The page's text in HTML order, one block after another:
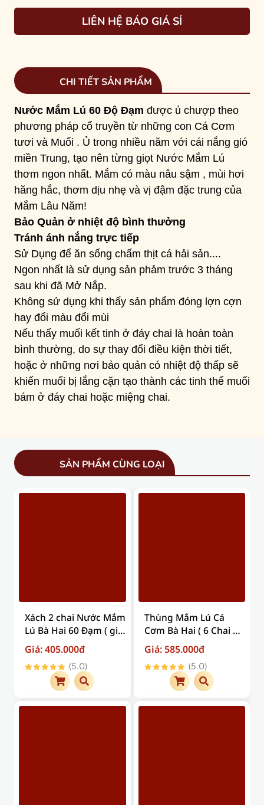
LIÊN HỆ BÁO GIÁ SỈ
CHI TIẾT SẢN PHẨM
Nước Mắm Lú 60 Độ Đạm được ủ chượp theo
phương pháp cổ truyền từ những con Cá Cơm
tươi và Muối . Ủ trong nhiều năm với cái nắng gió
miền Trung, tạo nên từng giọt Nước Mắm Lú
thơm ngon nhất. Mắm có màu nâu sậm , mùi hơi
hăng hắc, thơm dịu nhẹ và vị đậm đặc trung của
Mắm Lâu Năm!
Bảo Quản ở nhiệt độ bình thưởng
Tránh ánh nắng trực tiếp
Sử Dụng để ăn sống chấm thịt cá hải sản....
Ngon nhất là sử dụng sản phảm trước 3 tháng
sau khi đã Mở Nắp.
Không sử dụng khi thấy sản phẩm đóng lợn cợn
hay đổi màu đổi mùi
Nếu thấy muối kết tinh ở đáy chai là hoàn toàn
bình thường, do sự thay đổi điều kiện thời tiết,
hoặc ở những nơi bảo quản có nhiệt độ thấp sẽ
khiến muối bị lắng cặn tạo thành các tinh thể muối
bám ở đáy chai hoặc miệng chai.
SẢN PHẨM CÙNG LOẠI
Xách 2 chai Nước Mắm
Lú Bà Hai 60 Đạm ( giá
trên đã bao gồm phí
vận chuyển )
Giá: 405.000đ
(5.0)
Thùng Mắm Lú Cá
Cơm Bà Hai ( 6 Chai X
500ml ) ( Giá trên đã
bao gồm phí vận
chuyển )
Giá: 585.000đ
(5.0)